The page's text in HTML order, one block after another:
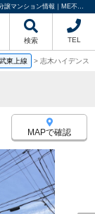
志木ハイデンス 埼玉県志木市上宗岡4丁目｜1,990万円の中古マンション｜分譲マンション情報｜ME不動産西東京
検索 TEL
東上線 > 志木ハイデンス
MAPで確認